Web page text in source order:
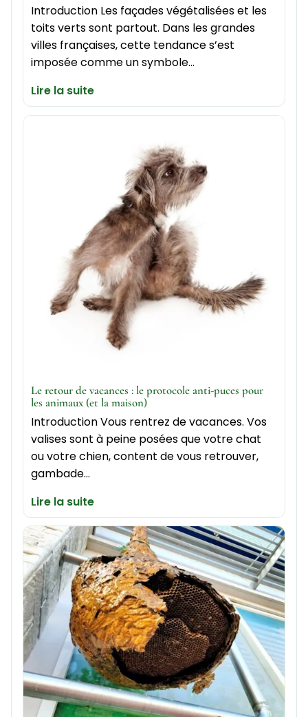
Introduction Les façades végétalisées et les
toits verts sont partout. Dans les grandes
villes françaises, cette tendance s’est
imposée comme un symbole…
Lire la suite
Le retour de vacances : le protocole anti-puces pour
les animaux (et la maison)
Introduction Vous rentrez de vacances. Vos
valises sont à peine posées que votre chat
ou votre chien, content de vous retrouver,
gambade…
Lire la suite